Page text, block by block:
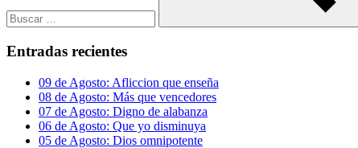
Buscar
Entradas recientes
09 de Agosto: Afliccion que enseña
08 de Agosto: Más que vencedores
07 de Agosto: Digno de alabanza
06 de Agosto: Que yo disminuya
05 de Agosto: Dios omnipotente